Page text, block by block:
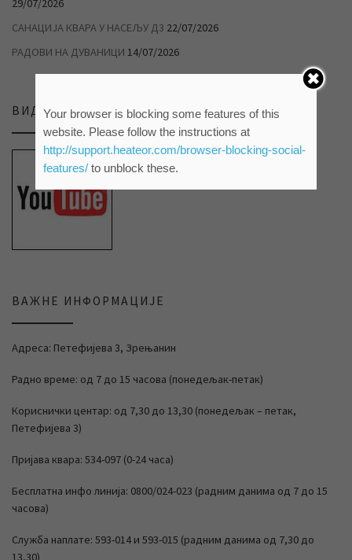
29/07/2026
САНАЦИЈА КВАРА У НАСЕЉУ Д3 22/07/2026
РАДОВИ НА ДУВАНИЦИ 14/07/2026
ВИДЕО ПРИЛОЗИ НА НАШЕМ ЈУТЈУБ КАНАЛУ
ВАЖНЕ ИНФОРМАЦИЈЕ
Адреса: Петефијева 3, Зрењанин
Радно време: од 7 до 15 часова (понедељак-петак)
Кориснички центар: од 7,30 до 13,30 (понедељак – петак,
Петефијева 3)
Пријава квара: 534-097 (0-24 часа)
Бесплатна инфо линија: 0800/024-023 (радним данима од 7 до 15
часова)
Служба наплате: 593-014 и 593-015 (радним данима од 7,30 до
13,30)
Your browser is blocking some features of this
website. Please follow the instructions at
http://support.heateor.com/browser-blocking-social-
features/to unblock these.